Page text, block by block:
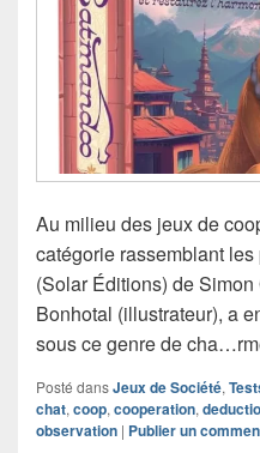
Au milieu des jeux de
catégorie rassemblant
(Solar Éditions) de
Bonhotal (illustrateur), a
sous ce genre de
Posté dansJeux de Société,
chat, coop, cooperation,
observation | Publier un